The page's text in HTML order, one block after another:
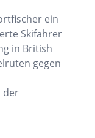
ein
Skifahrer
in British
gegen
der